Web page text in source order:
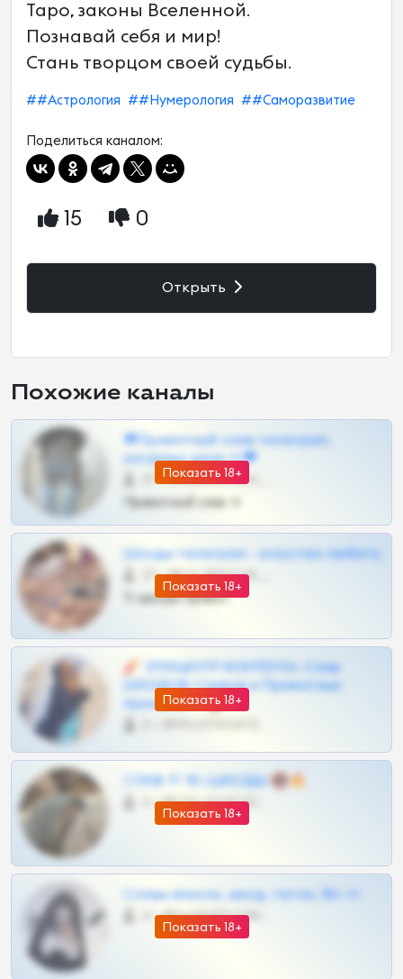
Таро, законы Вселенной.
Познавай себя и мир!
Стань творцом своей судьбы.
##Астрология ##Нумерология ##Саморазвитие
Поделиться каналом:
15 0
Открыть
Похожие каналы
Показать 18+
❤Приватный слив телеграм,
шкодных шкур тг❤
57 •
Приватный слив тг
Показать 18+
Шкоды телеграм - искуство любить
27 •
Тг шкоды приват
Показать 18+
🧨 ЭПИЦЕНТР КОНТЕНТА: Слив
ШКОДОВ Сливов и Приватных
Архивов ТГ 🔞💎
Показать 18+
СЛИВ ТГ 18 | ШКОДЫ 🔞🔥
0 •
Показать 18+
Сливы вписок, шкод, теток, 18+ тг
0 •